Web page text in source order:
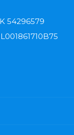
54296579